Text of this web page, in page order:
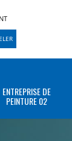
ENTREPRISE DE
PEINTURE 02